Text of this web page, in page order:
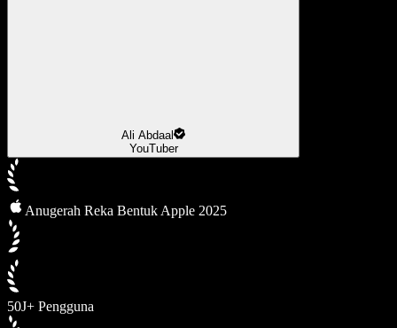
Ali Abdaal
YouTuber
Anugerah Reka Bentuk Apple 2025
50J+ Pengguna